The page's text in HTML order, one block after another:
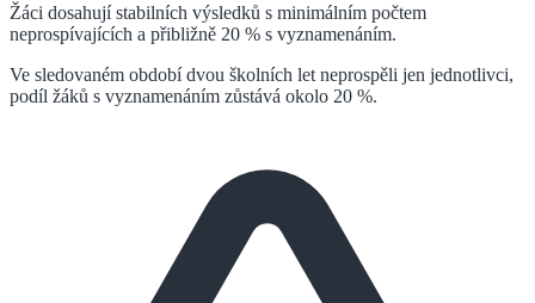
Žáci dosahují stabilních výsledků s minimálním počtem
neprospívajících a přibližně 20 % s vyznamenáním.
Ve sledovaném období dvou školních let neprospěli jen jednotlivci,
podíl žáků s vyznamenáním zůstává okolo 20 %.